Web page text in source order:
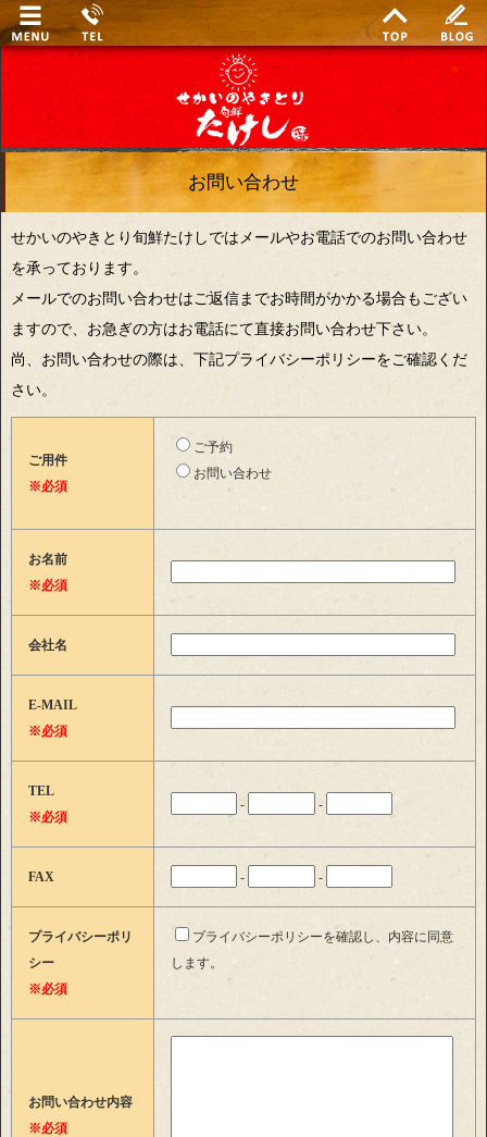
お問い合わせ
せかいのやきとり旬鮮たけしではメールやお電話でのお問い合わせ
を承っております。
メールでのお問い合わせはご返信までお時間がかかる場合もござい
ますので、お急ぎの方はお電話にて直接お問い合わせ下さい。
尚、お問い合わせの際は、下記プライバシーポリシーをご確認くだ
さい。
ご用件
※必須
ご予約
お問い合わせ
お名前
※必須
会社名
E-MAIL
※必須
TEL
※必須
- -
FAX - -
プライバシーポリ
シー
※必須
プライバシーポリシーを確認し、内容に同意
します。
お問い合わせ内容
※必須